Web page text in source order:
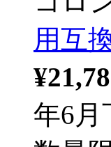
用互
年6月